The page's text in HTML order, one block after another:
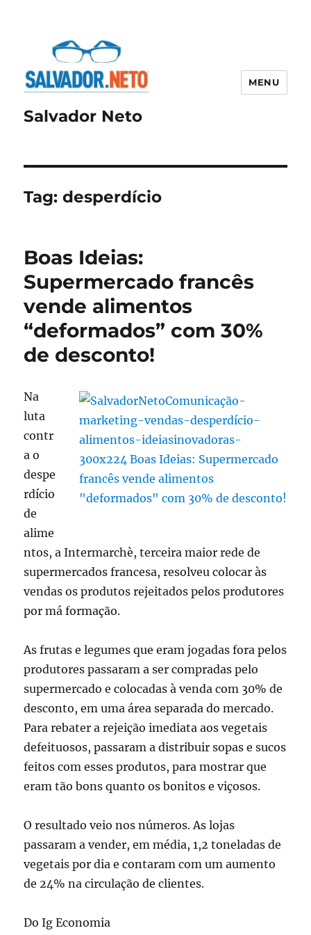
Salvador Neto
MENU
Tag:desperdício
Boas Ideias:
Supermercado francês
vende alimentos
“deformados” com 30%
de desconto!
Na
luta
contr
a o
despe
rdício
de
alime
ntos, a Intermarchè, terceira maior rede de
supermercados francesa, resolveu colocar às
vendas os produtos rejeitados pelos produtores
por má formação.
As frutas e legumes que eram jogadas fora pelos
produtores passaram a ser compradas pelo
supermercado e colocadas à venda com 30% de
desconto, em uma área separada do mercado.
Para rebater a rejeição imediata aos vegetais
defeituosos, passaram a distribuir sopas e sucos
feitos com esses produtos, para mostrar que
eram tão bons quanto os bonitos e viçosos.
O resultado veio nos números. As lojas
passaram a vender, em média, 1,2 toneladas de
vegetais por dia e contaram com um aumento
de 24% na circulação de clientes.
Do Ig Economia